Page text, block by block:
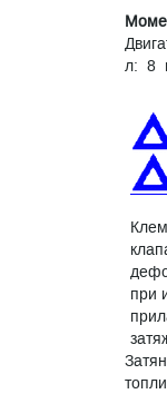
л: 8
при